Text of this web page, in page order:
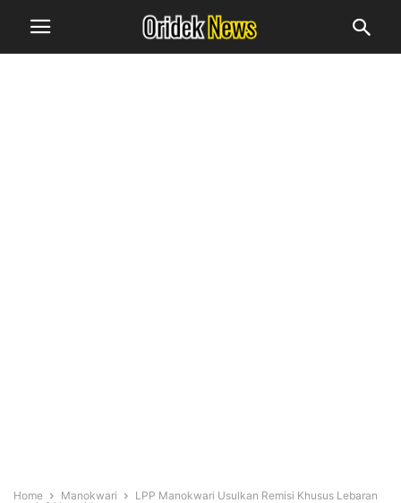
Home Manokwari
LPP Manokwari Usulkan Remisi Khusus Lebaran